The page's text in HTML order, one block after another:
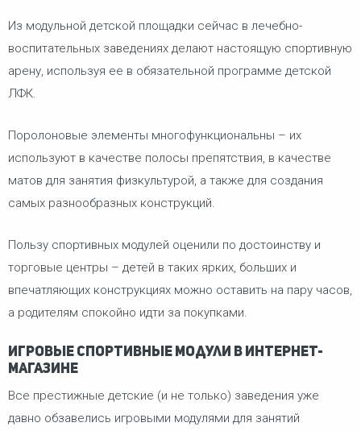
Из модульной детской площадки сейчас в лечебно-
воспитательных заведениях делают настоящую спортивную
арену, используя ее в обязательной программе детской
ЛФК.
Поролоновые элементы многофункциональны – их
используют в качестве полосы препятствия, в качестве
матов для занятия физкультурой, а также для создания
самых разнообразных конструкций.
Пользу спортивных модулей оценили по достоинству и
торговые центры – детей в таких ярких, больших и
впечатляющих конструкциях можно оставить на пару часов,
а родителям спокойно идти за покупками.
Игровые спортивные модули в интернет-
магазине
Все престижные детские (и не только) заведения уже
давно обзавелись игровыми модулями для занятий